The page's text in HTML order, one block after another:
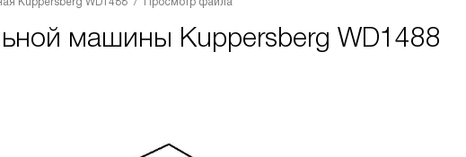
машины Kuppersberg WD1488